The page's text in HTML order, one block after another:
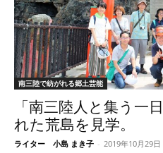
南三陸で紡がれる郷土芸能
「南三陸人と集う一
れた荒島を見学。
ライター 小島 まき子 - 2019年10月29日